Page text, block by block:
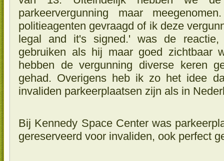
parkeervergunning maar
politieagenten gevraagd of ik deze
legal and it's signed.' was de
gebruiken als hij maar goed zichtbaar
hebben de vergunning diverse keren
gehad. Overigens heb ik zo het idee
invaliden parkeerplaatsen zijn als in
Bij Kennedy Space Center was
gereserveerd voor invaliden, ook perfect